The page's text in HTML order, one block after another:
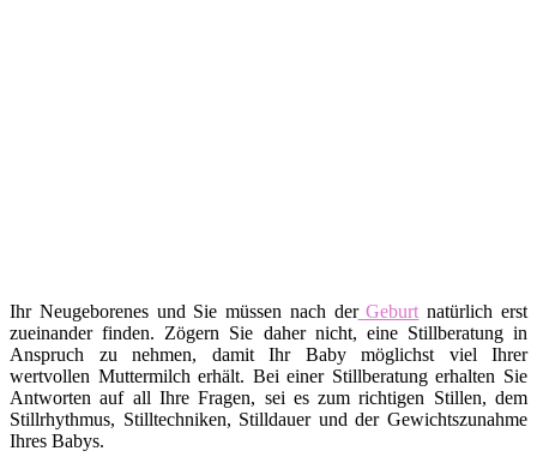
Ihr Neugeborenes und Sie müssen nach derGeburt natürlich erst
zueinander finden. Zögern Sie daher nicht, eine Stillberatung in
Anspruch zu nehmen, damit Ihr Baby möglichst viel Ihrer
wertvollen Muttermilch erhält. Bei einer Stillberatung erhalten Sie
Antworten auf all Ihre Fragen, sei es zum richtigen Stillen, dem
Stillrhythmus, Stilltechniken, Stilldauer und der Gewichtszunahme
Ihres Babys.